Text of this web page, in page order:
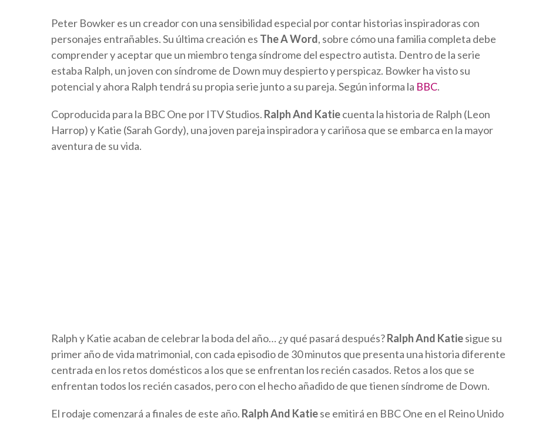
Peter Bowker es un creador con una sensibilidad especial por contar historias inspiradoras con
personajes entrañables. Su última creación es The A Word, sobre cómo una familia completa debe
comprender y aceptar que un miembro tenga síndrome del espectro autista. Dentro de la serie
estaba Ralph, un joven con síndrome de Down muy despierto y perspicaz. Bowker ha visto su
potencial y ahora Ralph tendrá su propia serie junto a su pareja. Según informa la BBC.
Coproducida para la BBC One por ITV Studios. Ralph And Katiecuenta la historia de Ralph (Leon
Harrop) y Katie (Sarah Gordy), una joven pareja inspiradora y cariñosa que se embarca en la mayor
aventura de su vida.
Ralph y Katie acaban de celebrar la boda del año… ¿y qué pasará después?Ralph And Katiesigue su
primer año de vida matrimonial, con cada episodio de 30 minutos que presenta una historia diferente
centrada en los retos domésticos a los que se enfrentan los recién casados. Retos a los que se
enfrentan todos los recién casados, pero con el hecho añadido de que tienen síndrome de Down.
El rodaje comenzará a finales de este año. Ralph And Katiese emitirá en BBC One en el Reino Unido